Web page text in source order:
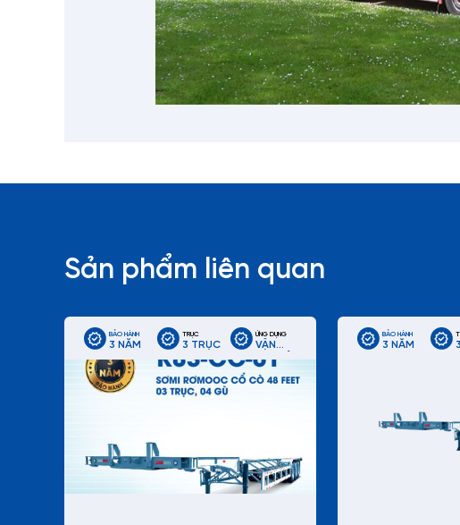
Sản phẩm liên quan
BẢO HÀNH
3 NĂM
TRỤC
3 TRỤC
ỨNG DỤNG
VẬN
CHUYỂN
CONTAINER
LẠNH
BẢO HÀNH
3 NĂM